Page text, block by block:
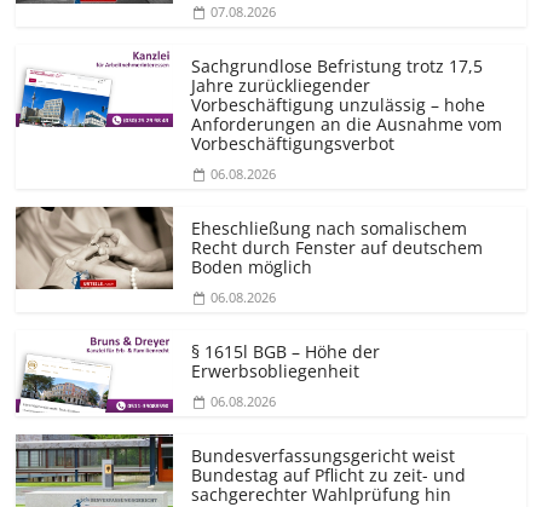
07.08.2026
Sachgrundlose Befristung trotz 17,5
Jahre zurückliegender
Vorbeschäftigung unzulässig – hohe
Anforderungen an die Ausnahme vom
Vorbeschäf­tigungsverbot
06.08.2026
Eheschließung nach somalischem
Recht durch Fenster auf deutschem
Boden möglich
06.08.2026
§ 1615l BGB – Höhe der
Erwerbsobliegenheit
06.08.2026
Bundesver­fassungsgericht weist
Bundestag auf Pflicht zu zeit- und
sachgerechter Wahlprüfung hin